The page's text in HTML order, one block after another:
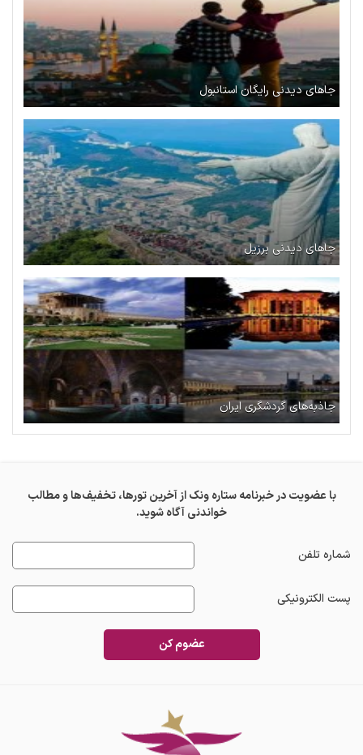
جاهای دیدنی رایگان استانبول
جاهای دیدنی برزیل
جاذبه‌های گردشگری ایران
با عضویت در خبرنامه ستاره ونک از آخرین تورها، تخفیف‌ها و مطالب
خواندنی آگاه شوید.
شماره تلفن
پست الکترونیکی
عضوم کن